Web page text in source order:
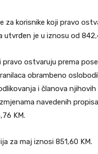
za korisnike koji pravo
utvrđen je u iznosu od
pravo ostvaruju prema
obrambeno
i članova
navedenih
KM.
za maj iznosi 851,60 KM.